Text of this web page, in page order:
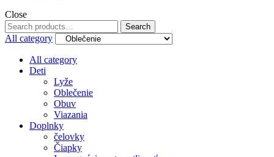
Close
Search
for:
Search
All category
All category
Deti
Lyže
Oblečenie
Obuv
Viazania
Doplnky
čelovky
Čiapky